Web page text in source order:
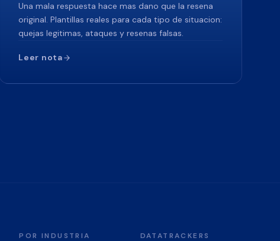
Una mala respuesta hace mas dano que la resena
original. Plantillas reales para cada tipo de situacion:
quejas legitimas, ataques y resenas falsas.
Leer nota
POR INDUSTRIA DATATRACKERS